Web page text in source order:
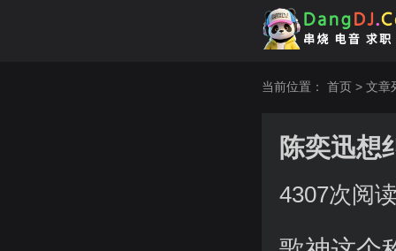
当前位置： 首页 > 文章
陈奕迅想
4307次阅